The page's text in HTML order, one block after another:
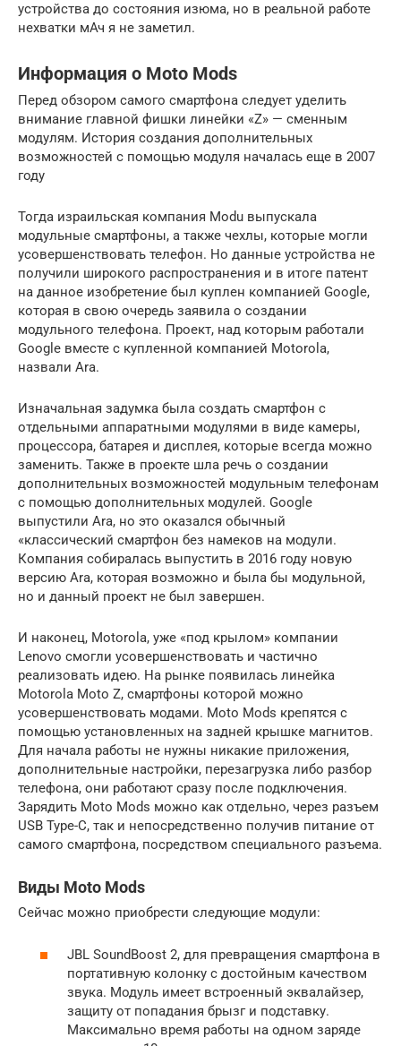
устройства до состояния изюма, но в реальной работе
нехватки мАч я не заметил.
Информация о Moto Mods
Перед обзором самого смартфона следует уделить
внимание главной фишки линейки «Z» — сменным
модулям. История создания дополнительных
возможностей с помощью модуля началась еще в 2007
году
Тогда израильская компания Modu выпускала
модульные смартфоны, а также чехлы, которые могли
усовершенствовать телефон. Но данные устройства не
получили широкого распространения и в итоге патент
на данное изобретение был куплен компанией Google,
которая в свою очередь заявила о создании
модульного телефона. Проект, над которым работали
Google вместе с купленной компанией Motorola,
назвали Ara.
Изначальная задумка была создать смартфон с
отдельными аппаратными модулями в виде камеры,
процессора, батарея и дисплея, которые всегда можно
заменить. Также в проекте шла речь о создании
дополнительных возможностей модульным телефонам
с помощью дополнительных модулей. Google
выпустили Ara, но это оказался обычный
«классический смартфон без намеков на модули.
Компания собиралась выпустить в 2016 году новую
версию Ara, которая возможно и была бы модульной,
но и данный проект не был завершен.
И наконец, Motorola, уже «под крылом» компании
Lenovo смогли усовершенствовать и частично
реализовать идею. На рынке появилась линейка
Motorola Moto Z, смартфоны которой можно
усовершенствовать модами. Moto Mods крепятся с
помощью установленных на задней крышке магнитов.
Для начала работы не нужны никакие приложения,
дополнительные настройки, перезагрузка либо разбор
телефона, они работают сразу после подключения.
Зарядить Moto Mods можно как отдельно, через разъем
USB Type-C, так и непосредственно получив питание от
самого смартфона, посредством специального разъема.
Виды Moto Mods
Сейчас можно приобрести следующие модули:
JBL SoundBoost 2, для превращения смартфона в
портативную колонку с достойным качеством
звука. Модуль имеет встроенный эквалайзер,
защиту от попадания брызг и подставку.
Максимально время работы на одном заряде